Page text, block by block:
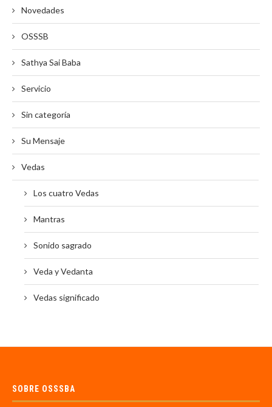
Novedades
OSSSB
Sathya Sai Baba
Servicio
Sin categoría
Su Mensaje
Vedas
Los cuatro Vedas
Mantras
Sonido sagrado
Veda y Vedanta
Vedas significado
SOBRE OSSSBA